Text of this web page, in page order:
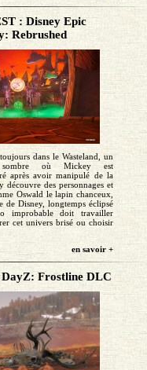
: Disney Epic
Rebrushed
dans le Wasteland, un
sombre où Mickey est
après avoir manipulé de la
des personnages et
Oswald le lapin chanceux,
de Disney, longtemps éclipsé
improbable doit travailler
cet univers brisé ou choisir
en savoir +
Frostline DLC